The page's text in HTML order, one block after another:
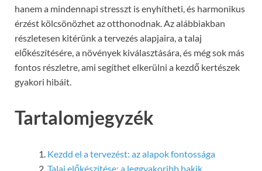
hanem a mindennapi stresszt is enyhítheti, és harmonikus
érzést kölcsönözhet az otthonodnak. Az alábbiakban
részletesen kitérünk a tervezés alapjaira, a talaj
előkészítésére, a növények kiválasztására, és még sok más
fontos részletre, ami segíthet elkerülni a kezdő kertészek
gyakori hibáit.
Tartalomjegyzék
Kezdd el a tervezést: az alapok fontossága
Talaj előkészítése: a leggyakoribb bakik